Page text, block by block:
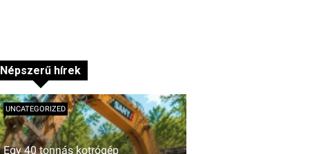
Népszerű hírek
Egy 40 tonnás kotrógép
UNCATEGORIZED